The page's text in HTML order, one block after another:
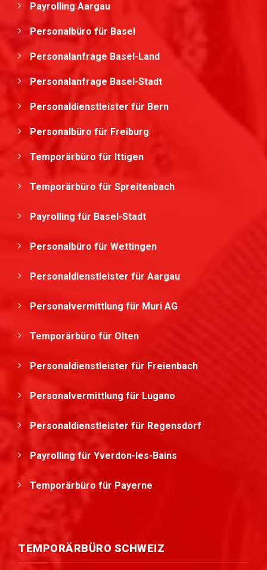
Payrolling Aargau
Personalbüro für Basel
Personalanfrage Basel-Land
Personalanfrage Basel-Stadt
Personaldienstleister für Bern
Personalbüro für Freiburg
Temporärbüro für Ittigen
Temporärbüro für Spreitenbach
Payrolling für Basel-Stadt
Personalbüro für Wettingen
Personaldienstleister für Aargau
Personalvermittlung für Muri AG
Temporärbüro für Olten
Personaldienstleister für Freienbach
Personalvermittlung für Lugano
Personaldienstleister für Regensdorf
Payrolling für Yverdon-les-Bains
Temporärbüro für Payerne
TEMPORÄRBÜRO SCHWEIZ